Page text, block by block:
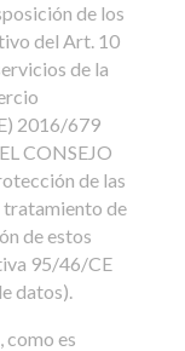
de los
del Art. 10
de la
2016/679
CONSEJO
de las
tratamiento de
de estos
95/46/CE
datos).
como es